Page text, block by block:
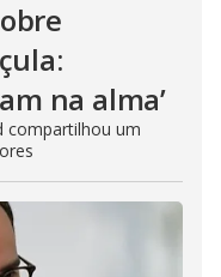
na alma’
compartilhou um